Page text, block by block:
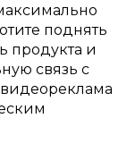
поднять
продукта и
связь с